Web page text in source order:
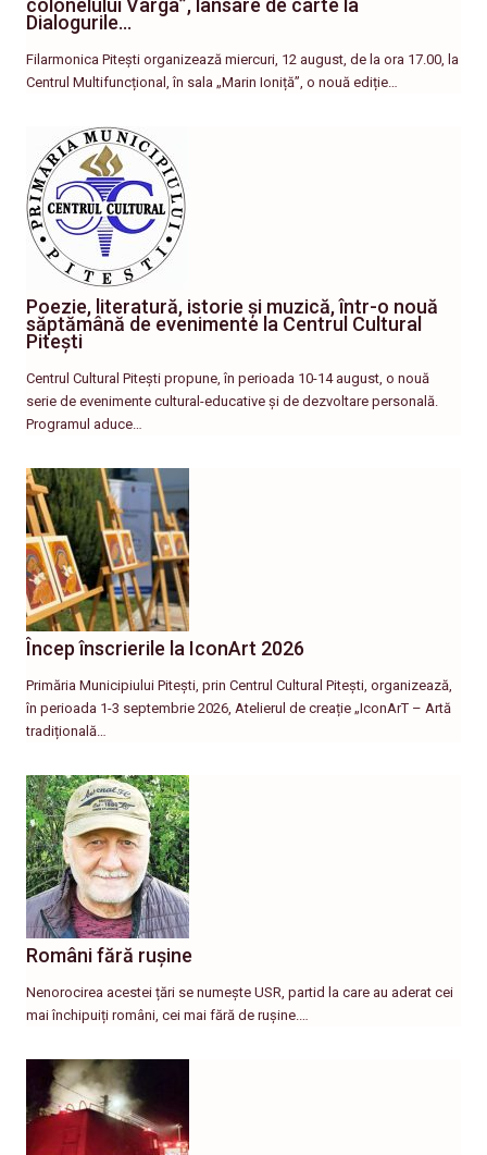
colonelului Varga”, lansare de carte la
Dialogurile…
Filarmonica Pitești organizează miercuri, 12 august, de la ora 17.00, la
Centrul Multifuncțional, în sala „Marin Ioniță”, o nouă ediție…
Poezie, literatură, istorie și muzică, într-o nouă
săptămână de evenimente la Centrul Cultural
Pitești
Centrul Cultural Pitești propune, în perioada 10-14 august, o nouă
serie de evenimente cultural-educative și de dezvoltare personală.
Programul aduce…
Încep înscrierile la IconArt 2026
Primăria Municipiului Pitești, prin Centrul Cultural Pitești, organizează,
în perioada 1-3 septembrie 2026, Atelierul de creație „IconArT – Artă
tradițională…
Români fără rușine
Nenorocirea acestei țări se numește USR, partid la care au aderat cei
mai închipuiți români, cei mai fără de rușine.…